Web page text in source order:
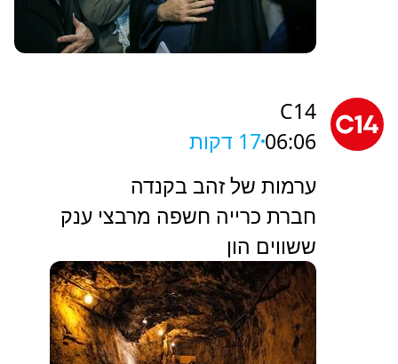
C14
06:0617 דקות
ערמות של זהב בקנדה
חברת כרייה חשפה מרבצי ענק
ששווים הון